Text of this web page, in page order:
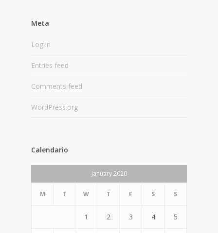
Meta
Log in
Entries feed
Comments feed
WordPress.org
Calendario
January 2020
M T W T F S S
1 2 3 4 5